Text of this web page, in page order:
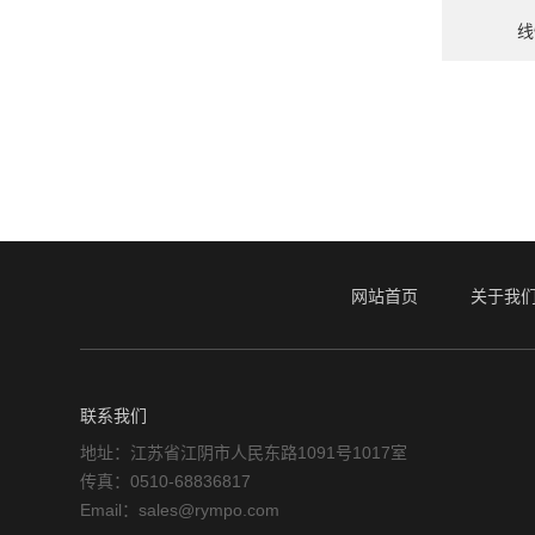
网站首页 关于我
联系我们
地址：江苏省江阴市人民东路1091号1017室
传真：0510-68836817
Email：sales@rympo.com